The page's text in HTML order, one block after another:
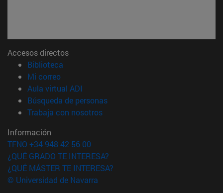
Accesos directos
Biblioteca
Mi correo(abre en nueva ventana)
Aula virtual ADI
Búsqueda de personas(abre en nueva ventana)
Trabaja con nosotros(abre en nueva ventana)
Información
TFNO +34 948 42 56 00
¿QUÉ GRADO TE INTERESA?
¿QUÉ MÁSTER TE INTERESA?
© Universidad de Navarra